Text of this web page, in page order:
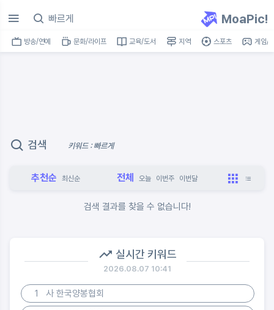
MoaPic!
방송/연예 문화/라이프 교육/도서 지역 스포츠 게임/
검색 키워드 : 빠르게
추천순 최신순 전체 오늘 이번주 이번달
검색 결과를 찾을 수 없습니다!
실시간 키워드
2026.08.07 10:41
1
사 한국양봉협회